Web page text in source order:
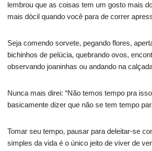
lembrou que as coisas tem um gosto mais
mais dócil quando você para de correr
Seja comendo sorvete, pegando flores,
bichinhos de pelúcia, quebrando ovos,
observando joaninhas ou andando na
Nunca mais direi: “Não temos tempo pra
basicamente dizer que não se tem tempo
Tomar seu tempo, pausar para deleitar-se
simples da vida é o único jeito de viver de